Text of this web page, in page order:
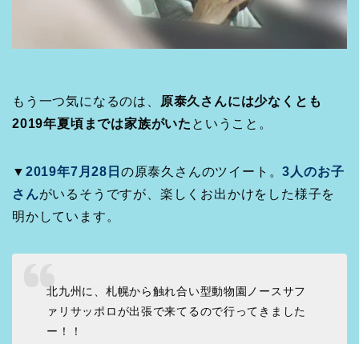
もう一つ気になるのは、 原泰久さんには少なくとも
2019年夏頃までは家族がいた ということ。
▼ 2019年7月28日 の原泰久さんのツイート。3人のお子
さんがいるそうですが、楽しくお出かけをした様子を
明かしています。
北九州に、札幌から触れ合い型動物園ノースサフ
ァリサッポロが出張で来てるので行ってきました
ー！！